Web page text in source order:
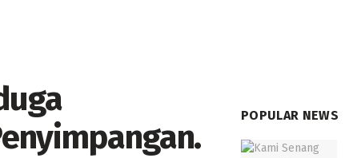
POPULAR NEWS